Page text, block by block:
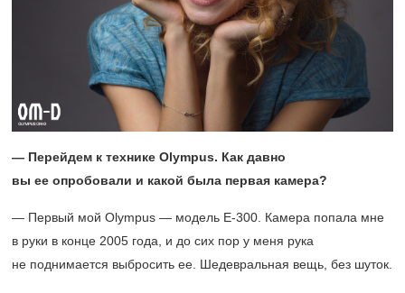
— Перейдем к технике Olympus. Как давно
вы ее опробовали и какой была первая камера?
— Первый мой Olympus — модель E-300. Камера попала мне
в руки в конце 2005 года, и до сих пор у меня рука
не поднимается выбросить ее. Шедевральная вещь, без шуток.